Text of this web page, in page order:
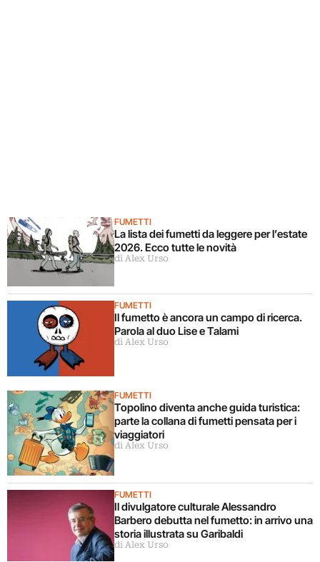
FUMETTI
La lista dei fumetti da leggere per l’estate
2026. Ecco tutte le novità
di Alex Urso
FUMETTI
Il fumetto è ancora un campo di ricerca.
Parola al duo Lise e Talami
di Alex Urso
FUMETTI
Topolino diventa anche guida turistica:
parte la collana di fumetti pensata per i
viaggiatori
di Alex Urso
FUMETTI
Il divulgatore culturale Alessandro
Barbero debutta nel fumetto: in arrivo una
storia illustrata su Garibaldi
di Alex Urso